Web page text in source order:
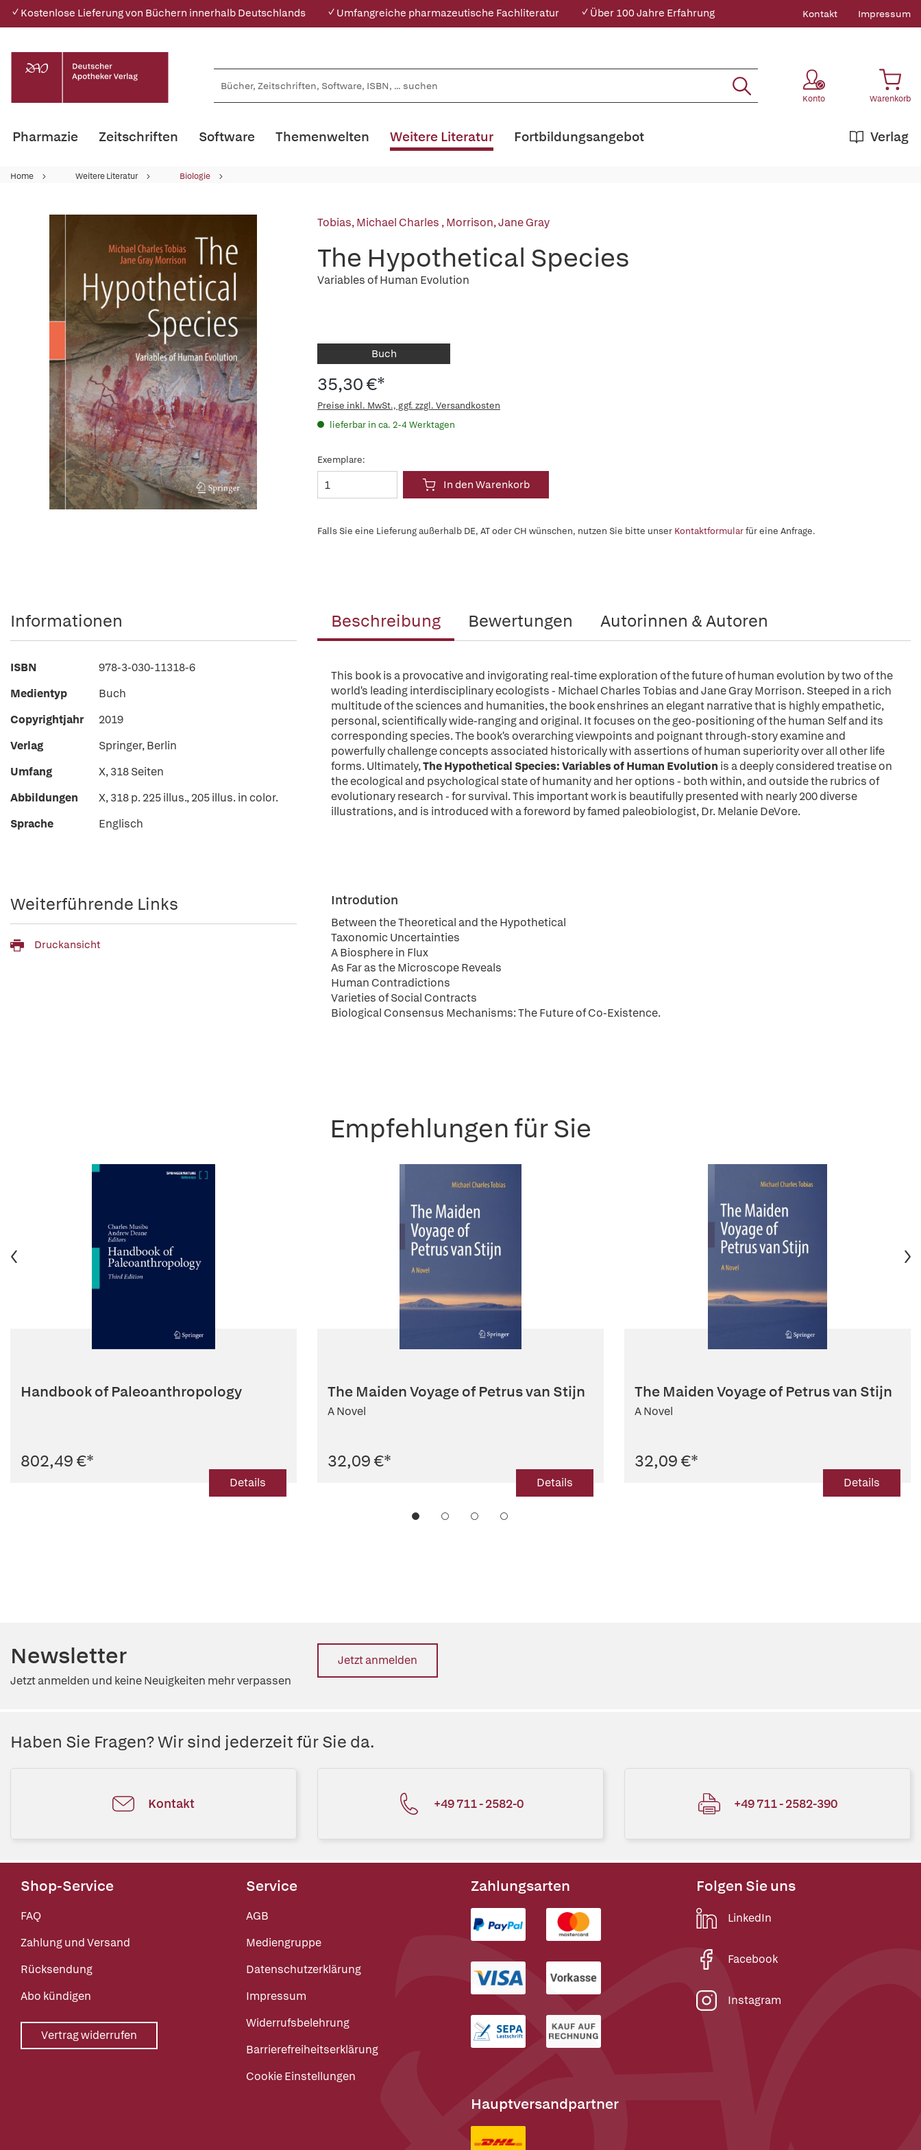
✓ Kostenlose Lieferung von Büchern innerhalb Deutschlands ✓ Umfangreiche pharmazeutische Fachliteratur ✓ Über 100 Jahre Erfahrung Kontakt Impressum
Konto Warenkorb
Pharmazie Zeitschriften Software Themenwelten Weitere Literatur Verlag
Fortbildungsangebot
Home Weitere Literatur Biologie
Tobias, Michael Charles ,Morrison, Jane Gray
The Hypothetical Species
Variables of Human Evolution
Buch
35,30 €*
Preise inkl. MwSt., ggf. zzgl. Versandkosten
lieferbar in ca. 2-4 Werktagen
Exemplare:
In den Warenkorb
Falls Sie eine Lieferung außerhalb DE, AT oder CH wünschen, nutzen Sie bitte unser Kontaktformularfür eine Anfrage.
Beschreibung Bewertungen Autorinnen & Autoren
This book is a provocative and invigorating real-time exploration of the future of human evolution by two of the
world's leading interdisciplinary ecologists - Michael Charles Tobias and Jane Gray Morrison. Steeped in a rich
multitude of the sciences and humanities, the book enshrines an elegant narrative that is highly empathetic,
personal, scientifically wide-ranging and original. It focuses on the geo-positioning of the human Self and its
corresponding species. The book's overarching viewpoints and poignant through-story examine and
powerfully challenge concepts associated historically with assertions of human superiority over all other life
forms. Ultimately,The Hypothetical Species: Variables of Human Evolution is a deeply considered treatise on
the ecological and psychological state of humanity and her options - both within, and outside the rubrics of
evolutionary research - for survival. This important work is beautifully presented with nearly 200 diverse
illustrations, and is introduced with a foreword by famed paleobiologist, Dr. Melanie DeVore.
Introdution
Between the Theoretical and the Hypothetical
Taxonomic Uncertainties
A Biosphere in Flux
As Far as the Microscope Reveals
Human Contradictions
Varieties of Social Contracts
Biological Consensus Mechanisms: The Future of Co-Existence.
Informationen
ISBN
978-3-030-11318-6
Medientyp
Buch
Copyrightjahr
2019
Verlag
Springer, Berlin
Umfang
X, 318 Seiten
Abbildungen
X, 318 p. 225 illus., 205 illus. in color.
Sprache
Englisch
Weiterführende Links
Druckansicht
Empfehlungen für Sie
Handbook of Paleoanthropology
802,49 €*
Details
The Maiden Voyage of Petrus van Stijn
A Novel
32,09 €*
Details
The Maiden Voyage of Petrus van Stijn
A Novel
32,09 €*
Details
Newsletter
Jetzt anmelden und keine Neuigkeiten mehr verpassen
Jetzt anmelden
Haben Sie Fragen? Wir sind jederzeit für Sie da.
Kontakt +49 711 - 2582-0 +49 711 - 2582-390
Shop-Service
FAQ
Zahlung und Versand
Rücksendung
Abo kündigen
Vertrag widerrufen
Service
AGB
Mediengruppe
Datenschutzerklärung
Impressum
Widerrufsbelehrung
Barrierefreiheitserklärung
Cookie Einstellungen
Zahlungsarten
Hauptversandpartner
Folgen Sie uns
LinkedIn
Facebook
Instagram